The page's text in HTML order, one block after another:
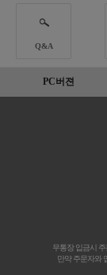
Q&A
PC버젼
무통장 입금시
만약 주문자와